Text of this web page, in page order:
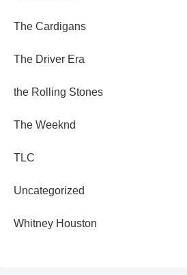
The Cardigans
The Driver Era
the Rolling Stones
The Weeknd
TLC
Uncategorized
Whitney Houston